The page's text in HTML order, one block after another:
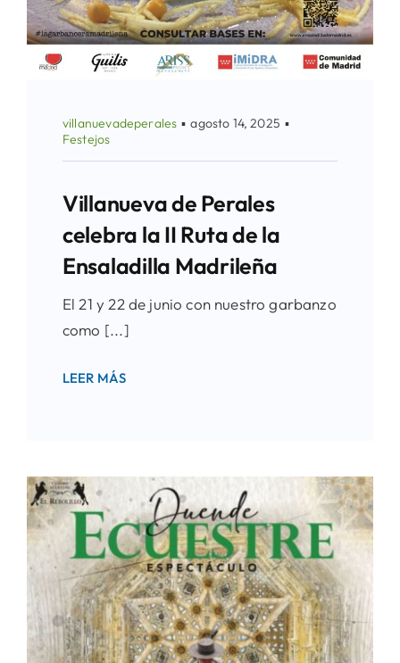
villanuevadeperales ▪ agosto 14, 2025 ▪
Festejos
Villanueva de Perales
celebra la II Ruta de la
Ensaladilla Madrileña
El 21 y 22 de junio con nuestro garbanzo
como [...]
LEER MÁS